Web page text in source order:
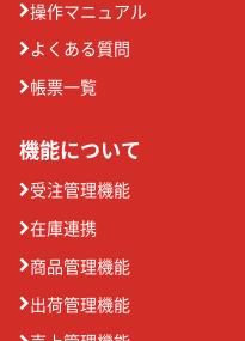
操作マニュアル
よくある質問
帳票一覧
機能について
受注管理機能
在庫連携
商品管理機能
出荷管理機能